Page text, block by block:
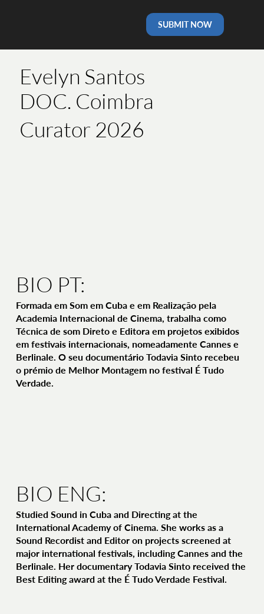
SUBMIT NOW
Evelyn Santos
DOC. Coimbra
Curator 2026
BIO PT:
Formada em Som em Cuba e em Realização pela
Academia Internacional de Cinema, trabalha como
Técnica de som Direto e Editora em projetos exibidos
em festivais internacionais, nomeadamente Cannes e
Berlinale. O seu documentário Todavia Sinto recebeu
o prémio de Melhor Montagem no festival É Tudo
Verdade.
BIO ENG:
Studied Sound in Cuba and Directing at the
International Academy of Cinema. She works as a
Sound Recordist and Editor on projects screened at
major international festivals, including Cannes and the
Berlinale. Her documentary Todavia Sinto received the
Best Editing award at the É Tudo Verdade Festival.